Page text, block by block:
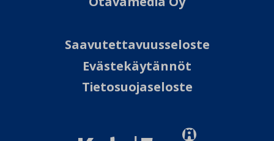
Saavutettavuusseloste
Evästekäytännöt
Tietosuojaseloste